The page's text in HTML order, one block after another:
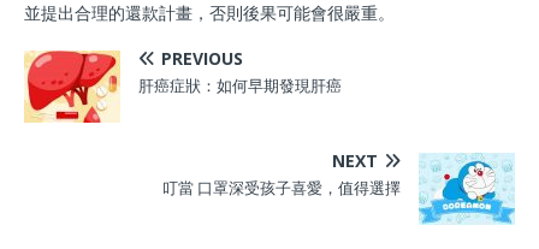
並提出合理的還款計畫，否則後果可能會很嚴重。
PREVIOUS
肝癌症狀：如何早期發現肝癌
NEXT
叮當 口罩深受孩子喜愛，值得選擇